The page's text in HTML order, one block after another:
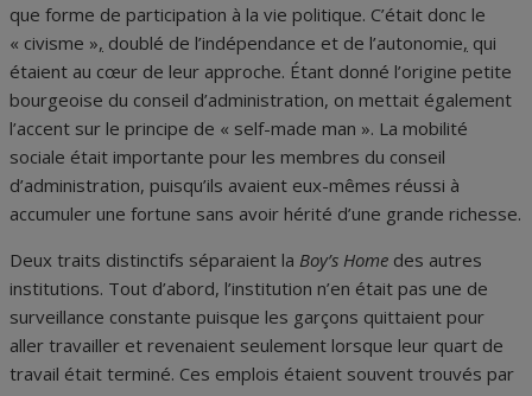
que forme de participation à la vie politique. C’était donc le
« civisme », doublé de l’indépendance et de l’autonomie, qui
étaient au cœur de leur approche. Étant donné l’origine petite
bourgeoise du conseil d’administration, on mettait également
l’accent sur le principe de « self-made man ». La mobilité
sociale était importante pour les membres du conseil
d’administration, puisqu’ils avaient eux-mêmes réussi à
accumuler une fortune sans avoir hérité d’une grande richesse.
Deux traits distinctifs séparaient la Boy’s Home des autres
institutions. Tout d’abord, l’institution n’en était pas une de
surveillance constante puisque les garçons quittaient pour
aller travailler et revenaient seulement lorsque leur quart de
travail était terminé. Ces emplois étaient souvent trouvés par